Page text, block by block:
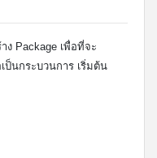
ง Package เพื่อที่จะ
ป็นกระบวนการ เริ่มต้น